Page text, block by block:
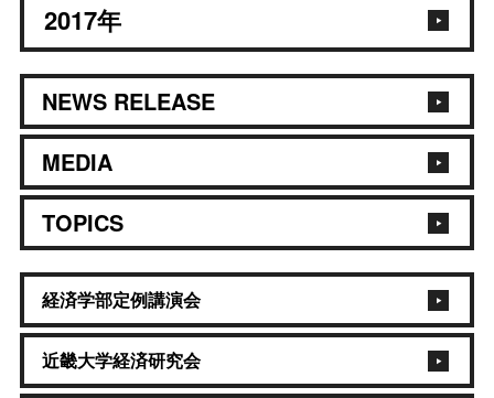
2017年
NEWS RELEASE
MEDIA
TOPICS
経済学部定例講演会
近畿大学経済研究会